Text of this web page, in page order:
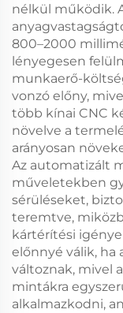
nélkül működik.
800–2000
lényegesen
munkaerő-
vonzó előny,
több kínai CNC
növelve a
arányosan
Az automatizált
műveletekben
sérüléseket,
teremtve,
kártérítési
előnnyé válik, ha
változnak, mivel
mintákra
alkalmazkodni,